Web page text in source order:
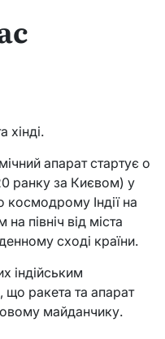
хінді.
апарат стартує о
ранку за Києвом) у
космодрому Індії на
північ від міста
сході країни.
індійським
що ракета та апарат
майданчику.